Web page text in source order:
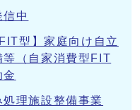
信中
型】家庭向け自立
（自家消費型FIT
理施設整備事業